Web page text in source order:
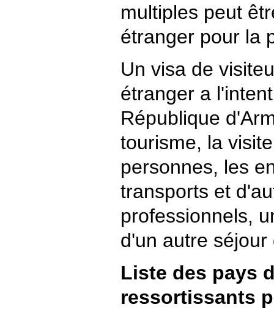
multiples peut
étranger pour la
Un visa de
étranger a
République
tourisme, la
personnes, les
transports et
professionnels,
d'un autre
Liste des pays
ressortissants